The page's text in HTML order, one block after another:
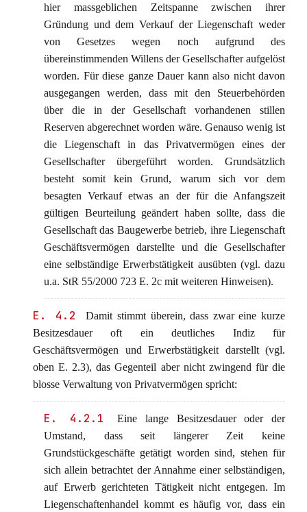
hier massgeblichen Zeitspanne zwischen ihrer
Gründung und dem Verkauf der Liegenschaft weder
von Gesetzes wegen noch aufgrund des
übereinstimmenden Willens der Gesellschafter aufgelöst
worden. Für diese ganze Dauer kann also nicht davon
ausgegangen werden, dass mit den Steuerbehörden
über die in der Gesellschaft vorhandenen stillen
Reserven abgerechnet worden wäre. Genauso wenig ist
die Liegenschaft in das Privatvermögen eines der
Gesellschafter übergeführt worden. Grundsätzlich
besteht somit kein Grund, warum sich vor dem
besagten Verkauf etwas an der für die Anfangszeit
gültigen Beurteilung geändert haben sollte, dass die
Gesellschaft das Baugewerbe betrieb, ihre Liegenschaft
Geschäftsvermögen darstellte und die Gesellschafter
eine selbständige Erwerbstätigkeit ausübten (vgl. dazu
u.a. StR 55/2000 723 E. 2c mit weiteren Hinweisen).
E. 4.2
Damit stimmt überein, dass zwar eine kurze
Besitzesdauer oft ein deutliches Indiz für
Geschäftsvermögen und Erwerbstätigkeit darstellt (vgl.
oben E. 2.3), das Gegenteil aber nicht zwingend für die
blosse Verwaltung von Privatvermögen spricht:
E. 4.2.1
Eine lange Besitzesdauer oder der
Umstand, dass seit längerer Zeit keine
Grundstückgeschäfte getätigt worden sind, stehen für
sich allein betrachtet der Annahme einer selbständigen,
auf Erwerb gerichteten Tätigkeit nicht entgegen. Im
Liegenschaftenhandel kommt es häufig vor, dass ein